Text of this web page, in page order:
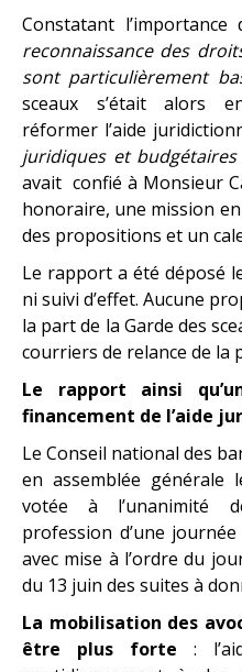
Constatant l’importance
reconnaissance des
sont particulièrement
sceaux s’était alors
réformer l’aide
juridiques et
avait confié à Monsieur
honoraire, une mission
des propositions et un
Le rapport a été déposé
ni suivi d’effet. Aucune
la part de la Garde des
courriers de relance de la
Le rapport ainsi
financement de l’aide
Le Conseil national des
en assemblée
votée à l’unanimité
profession d’une
avec mise à l’ordre du
du 13 juin des suites à
La mobilisation des
être plus forte :